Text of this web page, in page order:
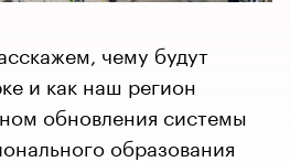
чему будут
и как наш регион
обновления системы
образования